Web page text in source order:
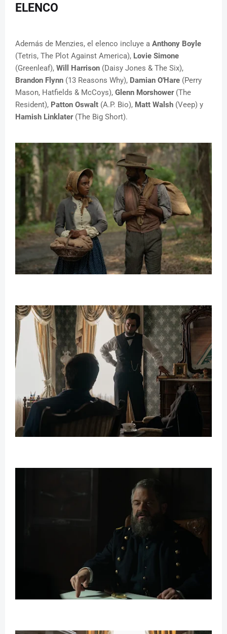
ELENCO
Además de Menzies, el elenco incluye a Anthony Boyle
(Tetris, The Plot Against America), Lovie Simone
(Greenleaf), Will Harrison (Daisy Jones & The Six),
Brandon Flynn (13 Reasons Why), Damian O'Hare (Perry
Mason, Hatfields & McCoys), Glenn Morshower(The
Resident), Patton Oswalt (A.P. Bio), Matt Walsh (Veep) y
Hamish Linklater(The Big Short).